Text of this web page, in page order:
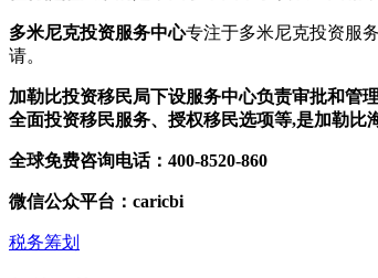
多米尼克投资服务中心专注于多米尼克投资服
请。
加勒比投资移民局下设服务中心负责审批和管
全面投资移民服务、授权移民选项等,是加勒比
全球免费咨询电话：400-8520-860
微信公众平台：caricbi
税务筹划